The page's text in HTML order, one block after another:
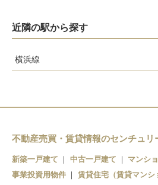
近隣の駅から探す
横浜線
片倉
八王子
不動産売買・賃貸情報のセンチュリ
新築一戸建て 中古一戸建て マンシ
事業投資用物件
賃貸住宅（賃貸マンシ